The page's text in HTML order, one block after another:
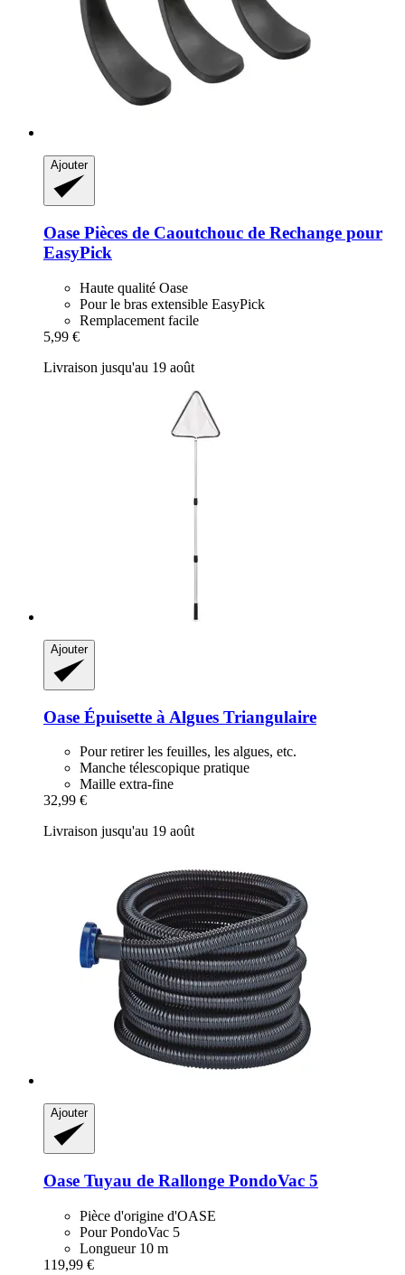
Ajouter
Oase Pièces de Caoutchouc de Rechange pour
EasyPick
Haute qualité Oase
Pour le bras extensible EasyPick
Remplacement facile
5,99 €
Livraison jusqu'au 19 août
Ajouter
Oase Épuisette à Algues Triangulaire
Pour retirer les feuilles, les algues, etc.
Manche télescopique pratique
Maille extra-fine
32,99 €
Livraison jusqu'au 19 août
Ajouter
Oase Tuyau de Rallonge PondoVac 5
Pièce d'origine d'OASE
Pour PondoVac 5
Longueur 10 m
119,99 €